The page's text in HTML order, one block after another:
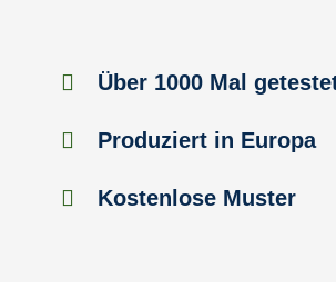
Über 1000 Mal
Produziert in Europa
Kostenlose Muster